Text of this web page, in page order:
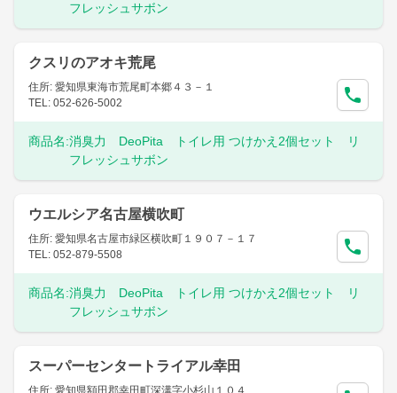
フレッシュサボン
クスリのアオキ荒尾
住所: 愛知県東海市荒尾町本郷４３－１
TEL: 052-626-5002
商品名:消臭力 DeoPita トイレ用 つけかえ2個セット リ
フレッシュサボン
ウエルシア名古屋横吹町
住所: 愛知県名古屋市緑区横吹町１９０７－１７
TEL: 052-879-5508
商品名:消臭力 DeoPita トイレ用 つけかえ2個セット リ
フレッシュサボン
スーパーセンタートライアル幸田
住所: 愛知県額田郡幸田町深溝字小杉山１０４